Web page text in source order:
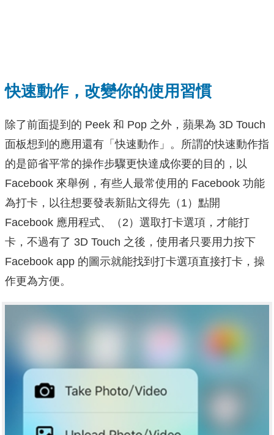
快速動作，改變你的使用習慣
除了前面提到的 Peek 和 Pop 之外，蘋果為 3D Touch
面板想到的應用還有「快速動作」。所謂的快速動作指
的是節省平常的操作步驟更快達成你要的目的，以
Facebook 來舉例，有些人最常使用的 Facebook 功能
為打卡，以往想要發表新貼文得先（1）點開
Facebook 應用程式、（2）選取打卡選項，才能打
卡，不過有了 3D Touch 之後，使用者只要用力按下
Facebook app 的圖示就能找到打卡選項直接打卡，操
作更為方便。